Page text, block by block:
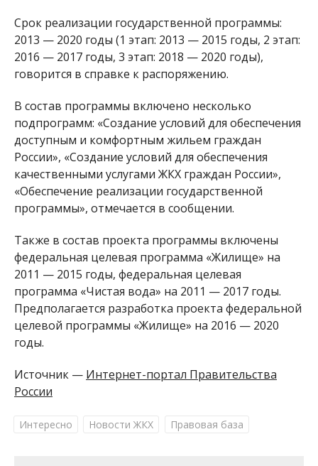
Срок реализации государственной программы:
2013 — 2020 годы (1 этап: 2013 — 2015 годы, 2 этап:
2016 — 2017 годы, 3 этап: 2018 — 2020 годы),
говорится в справке к распоряжению.
В состав программы включено несколько
подпрограмм: «Создание условий для обеспечения
доступным и комфортным жильем граждан
России», «Создание условий для обеспечения
качественными услугами ЖКХ граждан России»,
«Обеспечение реализации государственной
программы», отмечается в сообщении.
Также в состав проекта программы включены
федеральная целевая программа «Жилище» на
2011 — 2015 годы, федеральная целевая
программа «Чистая вода» на 2011 — 2017 годы.
Предполагается разработка проекта федеральной
целевой программы «Жилище» на 2016 — 2020
годы.
Источник — Интернет-портал Правительства
России
Интересно Новости ЖКХ Правовая база